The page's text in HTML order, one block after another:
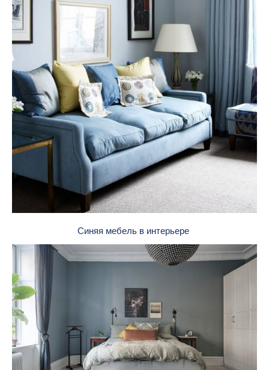
Синяя мебель в интерьере